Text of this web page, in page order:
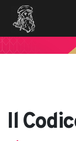
// Variables des
=
Il